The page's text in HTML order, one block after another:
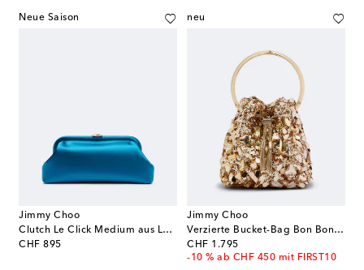
Neue Saison
Jimmy Choo
Clutch Le Click Medium aus Leder
CHF 895
original price
neu
Jimmy Choo
Verzierte Bucket-Bag Bon Bon Small
CHF 1.795
original price
-10 % ab CHF 450 mit FIRST10